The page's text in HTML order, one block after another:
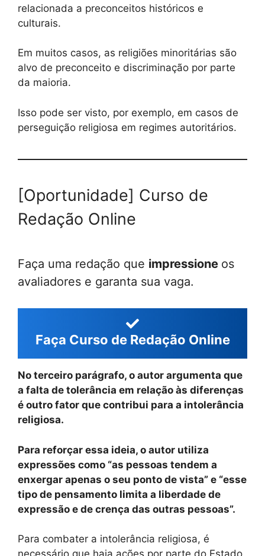
relacionada a preconceitos históricos e
culturais.
Em muitos casos, as religiões minoritárias são
alvo de preconceito e discriminação por parte
da maioria.
Isso pode ser visto, por exemplo, em casos de
perseguição religiosa em regimes autoritários.
[Oportunidade] Curso de
Redação Online
Faça uma redação que impressione os
avaliadores e garanta sua vaga.
Faça Curso de Redação Online
No terceiro parágrafo, o autor argumenta que
a falta de tolerância em relação às diferenças
é outro fator que contribui para a intolerância
religiosa.
Para reforçar essa ideia, o autor utiliza
expressões como “as pessoas tendem a
enxergar apenas o seu ponto de vista” e “esse
tipo de pensamento limita a liberdade de
expressão e de crença das outras pessoas”.
Para combater a intolerância religiosa, é